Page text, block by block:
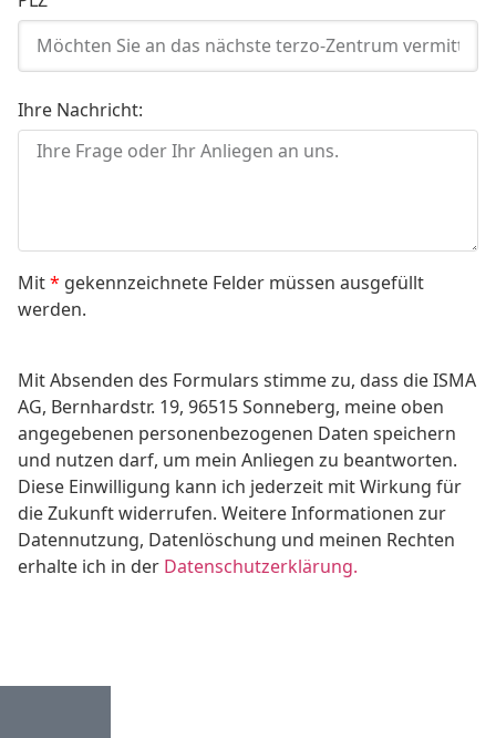
Ihre Nachricht:
Mit* gekennzeichnete Felder müssen ausgefüllt
werden.
Mit Absenden des Formulars stimme zu, dass die ISMA
AG, Bernhardstr. 19, 96515 Sonneberg, meine oben
angegebenen personenbezogenen Daten speichern
und nutzen darf, um mein Anliegen zu beantworten.
Diese Einwilligung kann ich jederzeit mit Wirkung für
die Zukunft widerrufen. Weitere Informationen zur
Datennutzung, Datenlöschung und meinen Rechten
erhalte ich in der Datenschutzerklärung.